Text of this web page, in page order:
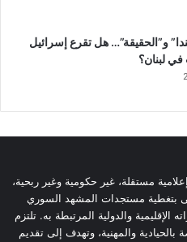
و”الحقيقة”… هل تقرع إسرائيل
لبنان؟
مستقلة، غير حكومية وغير ربحية،
بتغطية مستجدات المشهد السوري
الإقليمية والدولية المرتبطة به. تلتزم
بالحيادية والمهنية، وتهدف إلى تقديم